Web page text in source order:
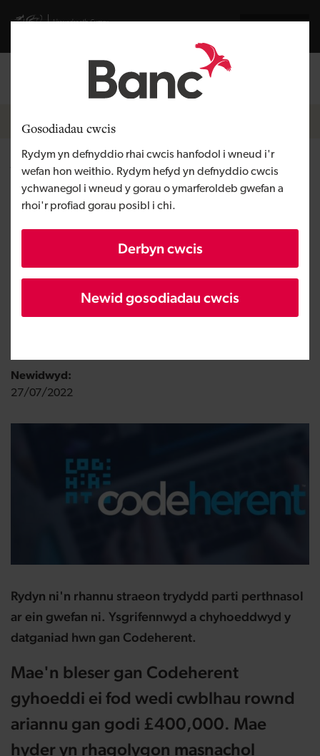
Gosodiadau cwcis
Rydym yn defnyddio rhai cwcis hanfodol i wneud i'r
wefan hon weithio. Rydym hefyd yn defnyddio cwcis
ychwanegol i wneud y gorau o ymarferoldeb gwefan a
rhoi'r profiad gorau posibl i chi.
Derbyn cwcis
Newid gosodiadau cwcis
Visit gov.wales website
Mewngofnodi
Breadcrumb
Newyddion
Wesley clover a Banc Datblygu
Cymru yn arwain buddsoddiad
diweddaraf ar gyfer
Codeherent
Wedi ei gyhoeddi:
Newidwyd:
27/07/2022
Rydyn ni'n rhannu straeon trydydd parti perthnasol
ar ein gwefan ni. Ysgrifennwyd a chyhoeddwyd y
datganiad hwn gan Codeherent.
Mae'n bleser gan Codeherent
gyhoeddi ei fod wedi cwblhau rownd
ariannu gan godi £400,000. Mae
hyder yn rhagolygon masnachol